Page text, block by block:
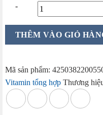
Vitamin
Sanct
Bernhard
AZ
50+
THÊM VÀO GIỎ
Mã sản phẩm:
Vitamin tổng hợp Thương